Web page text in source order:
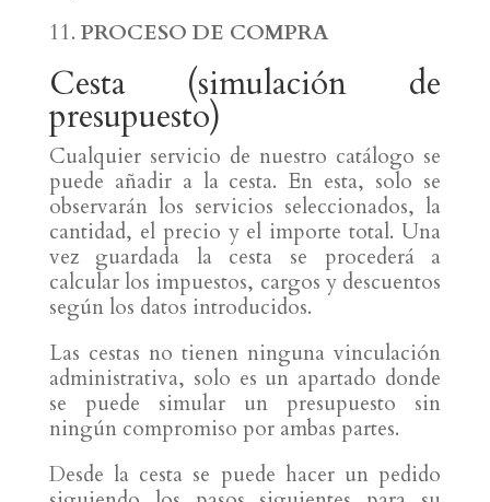
PROCESO DE COMPRA
Cesta (simulación de
presupuesto)
Cualquier servicio de nuestro catálogo se
puede añadir a la cesta. En esta, solo se
observarán los servicios seleccionados, la
cantidad, el precio y el importe total. Una
vez guardada la cesta se procederá a
calcular los impuestos, cargos y descuentos
según los datos introducidos.
Las cestas no tienen ninguna vinculación
administrativa, solo es un apartado donde
se puede simular un presupuesto sin
ningún compromiso por ambas partes.
Desde la cesta se puede hacer un pedido